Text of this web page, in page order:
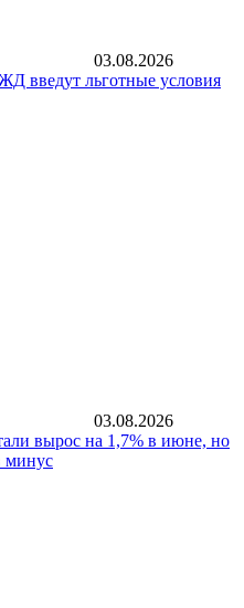
03.08.2026
введут льготные условия
03.08.2026
вырос на 1,7% в июне, но
минус